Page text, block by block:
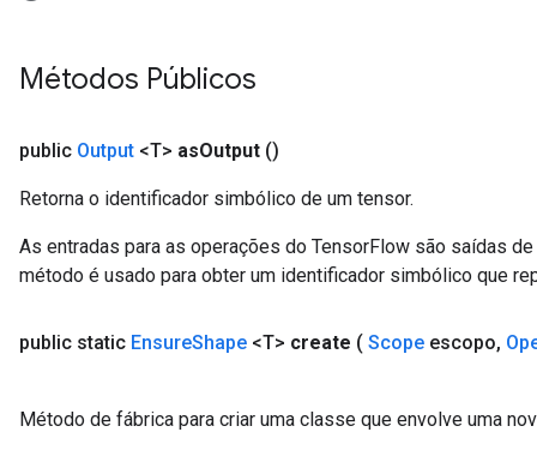
Métodos Públicos
public Output <T> asOutput ()
Retorna o identificador simbólico de um tensor.
As entradas para as operações do TensorFlow são saídas
método é usado para obter um identificador simbólico que
public static EnsureShape <T> create ( Scope escopo,
Método de fábrica para criar uma classe que envolve uma